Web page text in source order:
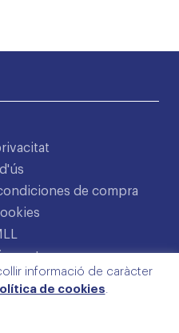
de compra
informació de caràcter
de cookies.